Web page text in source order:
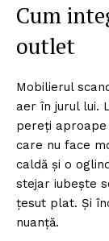
Cum
outlet
Mobilierul
aer în jurul lui.
pereți
care nu face
caldă și o
stejar iubește
țesut plat. Și
nuanță.